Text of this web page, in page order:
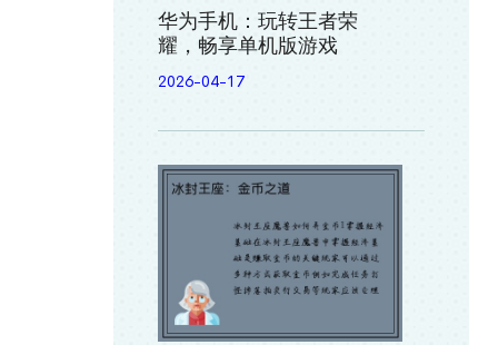
华为手机：玩转王者荣
耀，畅享单机版游戏
2026-04-17